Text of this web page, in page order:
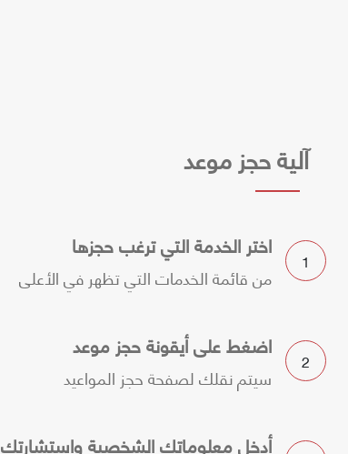
آلية حجز موعد
1 اختر الخدمة التي ترغب حجزها
من قائمة الخدمات التي تظهر في الأعلى
2 اضغط على أيقونة حجز موعد
سيتم نقلك لصفحة حجز المواعيد
أدخل معلوماتك الشخصية واستشارتك